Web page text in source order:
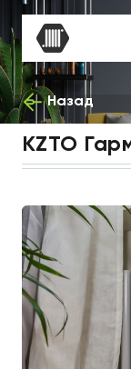
Назад
KZTO